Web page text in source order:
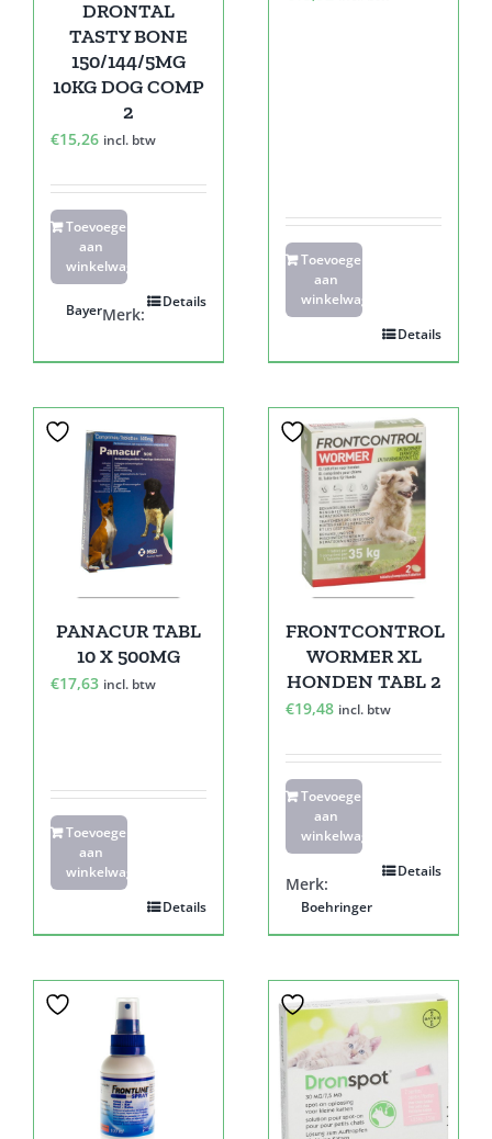
DRONTAL
TASTY BONE
150/144/5MG
10KG DOG COMP
2
€15,26 incl. btw
Toevoegen
aan
winkelwagen
Details
Merk:
Bayer
Toevoegen
aan
winkelwagen
Details
PANACUR TABL
10 X 500MG
€17,63 incl. btw
Toevoegen
aan
winkelwagen
Details
FRONTCONTROL
WORMER XL
HONDEN TABL 2
€19,48 incl. btw
Toevoegen
aan
winkelwagen
Details
Merk:
Boehringer